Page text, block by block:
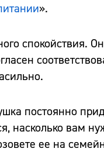
».
спокойствия.
постоянно
насколько вам
ее на